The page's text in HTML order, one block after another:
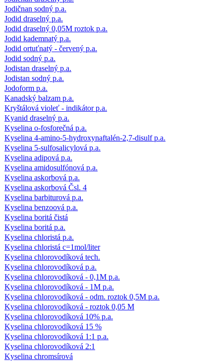
Jodičnan sodný p.a.
Jodid draselný p.a.
Jodid draselný 0,05M roztok p.a.
Jodid kademnatý p.a.
Jodid ortuťnatý - červený p.a.
Jodid sodný p.a.
Jodistan draselný p.a.
Jodistan sodný p.a.
Jodoform p.a.
Kanadský balzam p.a.
Kryštálová violeť - indikátor p.a.
Kyanid draselný p.a.
Kyselina o-fosforečná p.a.
Kyselina 4-amino-5-hydroxynaftalén-2,7-disulf p.a.
Kyselina 5-sulfosalicylová p.a.
Kyselina adipová p.a.
Kyselina amidosulfónová p.a.
Kyselina askorbová p.a.
Kyselina askorbová Čsl. 4
Kyselina barbiturová p.a.
Kyselina benzoová p.a.
Kyselina boritá čistá
Kyselina boritá p.a.
Kyselina chloristá p.a.
Kyselina chloristá c=1mol/liter
Kyselina chlorovodíková tech.
Kyselina chlorovodíková p.a.
Kyselina chlorovodíková - 0,1M p.a.
Kyselina chlorovodíková - 1M p.a.
Kyselina chlorovodíková - odm. roztok 0,5M p.a.
Kyselina chlorovodíková - roztok 0,05 M
Kyselina chlorovodíková 10% p.a.
Kyselina chlorovodíková 15 %
Kyselina chlorovodíková 1:1 p.a.
Kyselina chlorovodíková 2:1
Kyselina chromsírová